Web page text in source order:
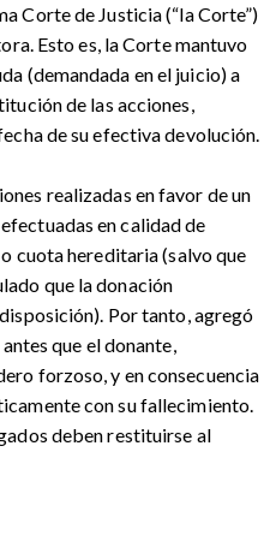
Corte de Justicia (“la Corte”)
Esto es, la Corte mantuvo
(demandada en el juicio) a
de las acciones,
de su efectiva devolución.
realizadas en favor de un
en calidad de
cuota hereditaria (salvo que
que la donación
Por tanto, agregó
que el donante,
forzoso, y en consecuencia
con su fallecimiento.
deben restituirse al